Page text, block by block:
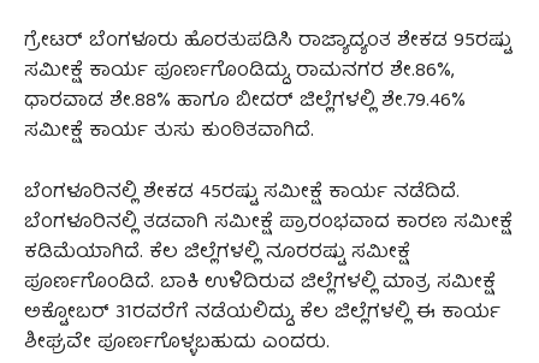
ಗ್ರೇಟರ್ ಬೆಂಗಳೂರು ಹೊರತುಪಡಿಸಿ ರಾಜ್ಯಾದ್ಯಂತ ಶೇಕಡ 95ರಷ್ಟು
ಸಮೀಕ್ಷೆ ಕಾರ್ಯ ಪೂರ್ಣಗೊಂಡಿದ್ದು, ರಾಮನಗರ ಶೇ.86%,
ಧಾರವಾಡ ಶೇ.88% ಹಾಗೂ ಬೀದರ್ ಜಿಲ್ಲೆಗಳಲ್ಲಿ ಶೇ.79.46%
ಸಮೀಕ್ಷೆ ಕಾರ್ಯ ತುಸು ಕುಂಠಿತವಾಗಿದೆ.
ಬೆಂಗಳೂರಿನಲ್ಲಿ ಶೇಕಡ 45ರಷ್ಟು ಸಮೀಕ್ಷೆ ಕಾರ್ಯ ನಡೆದಿದೆ.
ಬೆಂಗಳೂರಿನಲ್ಲಿ ತಡವಾಗಿ ಸಮೀಕ್ಷೆ ಪ್ರಾರಂಭವಾದ ಕಾರಣ ಸಮೀಕ್ಷೆ
ಕಡಿಮೆಯಾಗಿದೆ. ಕೆಲ ಜಿಲ್ಲೆಗಳಲ್ಲಿ ನೂರರಷ್ಟು ಸಮೀಕ್ಷೆ
ಪೂರ್ಣಗೊಂಡಿದೆ. ಬಾಕಿ ಉಳಿದಿರುವ ಜಿಲ್ಲೆಗಳಲ್ಲಿ ಮಾತ್ರ ಸಮೀಕ್ಷೆ
ಅಕ್ಟೋಬರ್ 31ರವರೆಗೆ ನಡೆಯಲಿದ್ದು, ಕೆಲ ಜಿಲ್ಲೆಗಳಲ್ಲಿ ಈ ಕಾರ್ಯ
ಶೀಘ್ರವೇ ಪೂರ್ಣಗೊಳ್ಳಬಹುದು ಎಂದರು.